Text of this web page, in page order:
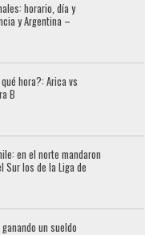
horario, día y
y Argentina –
hora?: Arica vs
B
en el norte mandaron
Sur los de la Liga de
un sueldo